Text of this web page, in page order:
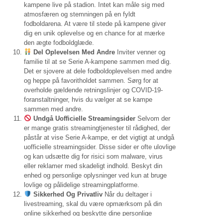
kampene live på stadion. Intet kan måle sig med
atmosfæren og stemningen på en fyldt
fodboldarena. At være til stede på kampene giver
dig en unik oplevelse og en chance for at mærke
den ægte fodboldglæde.
Del Oplevelsen Med AndreInviter venner og
familie til at se Serie A-kampene sammen med dig.
Det er sjovere at dele fodboldoplevelsen med andre
og heppe på favoritholdet sammen. Sørg for at
overholde gældende retningslinjer og COVID-19-
foranstaltninger, hvis du vælger at se kampe
sammen med andre.
Undgå Uofficielle StreamingsiderSelvom der
er mange gratis streamingtjenester til rådighed, der
påstår at vise Serie A-kampe, er det vigtigt at undgå
uofficielle streamingsider. Disse sider er ofte ulovlige
og kan udsætte dig for risici som malware, virus
eller reklamer med skadeligt indhold. Beskyt din
enhed og personlige oplysninger ved kun at bruge
lovlige og pålidelige streamingplatforme.
Sikkerhed Og PrivatlivNår du deltager i
livestreaming, skal du være opmærksom på din
online sikkerhed og beskytte dine personlige